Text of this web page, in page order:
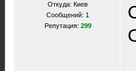
Откуда: Киев
Сообщений: 1
Репутация: 299